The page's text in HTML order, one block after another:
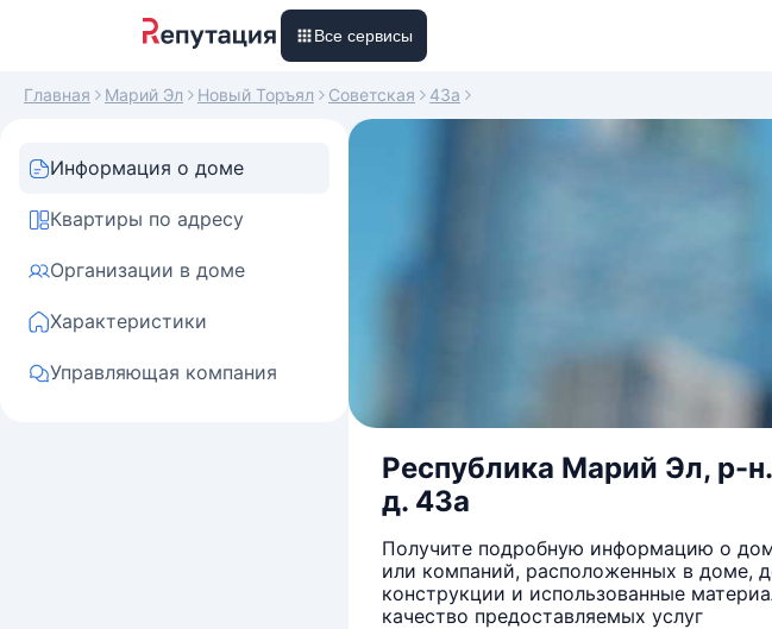
Все сервисы
Главная Марий Эл Новый Торъял Советская 43а
Информация о доме
Квартиры по адресу
Организации в доме
Характеристики
Управляющая компания
Республика Марий Эл, р-
д. 43а
Получите подробную информацию о
или компаний, расположенных в доме,
конструкции и использованные
качество предоставляемых услуг